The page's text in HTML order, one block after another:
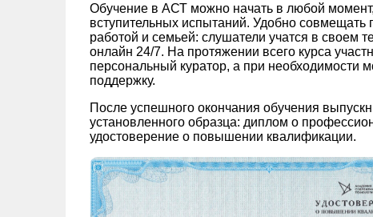
Обучение в АСТ можно начать в любой
вступительных испытаний. Удобно совмещать
работой и семьей: слушатели учатся в своем
онлайн 24/7. На протяжении всего курса
персональный куратор, а при необходимости
поддержку.
После успешного окончания обучения
установленного образца: диплом о
удостоверение о повышении квалификации.